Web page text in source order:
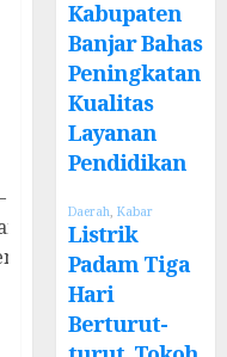
Kabupaten
melaksanakan
dan...
Kabupaten
Banjar Bahas
Peningkatan
Kualitas
Layanan
Pendidikan
Daerah,Kabar
Listrik
Padam Tiga
Hari
Berturut-